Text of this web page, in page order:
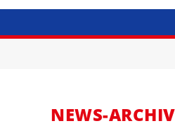
NEWS-ARCHIV